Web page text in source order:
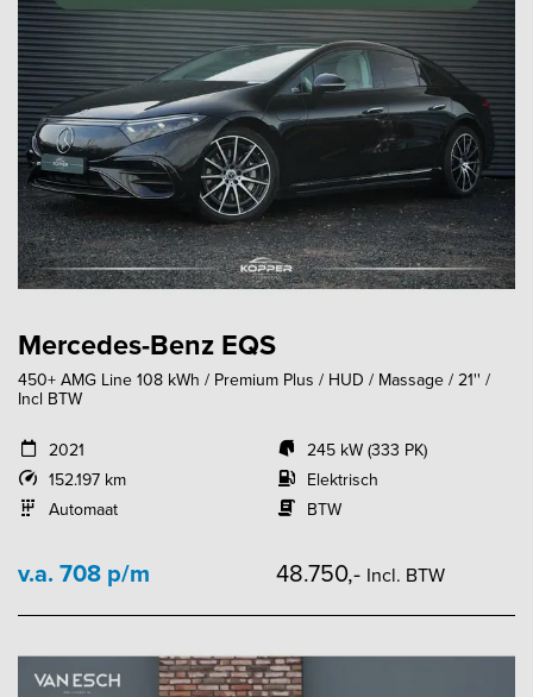
Mercedes-Benz EQS
450+ AMG Line 108 kWh / Premium Plus / HUD / Massage / 21'' /
Incl BTW
2021
152.197 km
Automaat
245 kW (333 PK)
Elektrisch
BTW
v.a. 708 p/m 48.750,- Incl. BTW